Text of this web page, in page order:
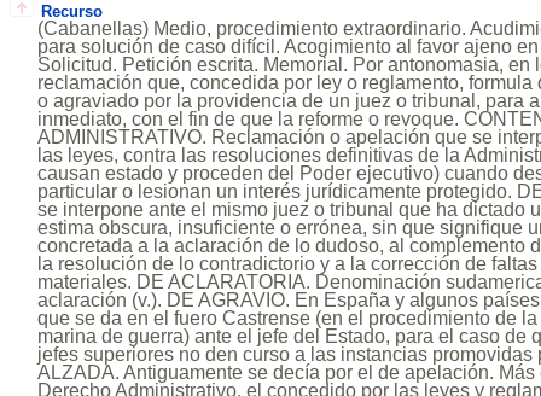
Recurso
(Cabanellas) Medio, procedimiento extraordinario.
para solución de caso difícil. Acogimiento al favor ajeno
Solicitud. Petición escrita. Memorial. Por antonomasia, en
reclamación que, concedida por ley o reglamento,
o agraviado por la providencia de un juez o tribunal, para
inmediato, con el fin de que la reforme o revoque.
ADMINISTRATIVO. Reclamación o apelación que se
las leyes, contra las resoluciones definitivas de la
causan estado y proceden del Poder ejecutivo) cuando
particular o lesionan un interés jurídicamente protegido.
se interpone ante el mismo juez o tribunal que ha dictado
estima obscura, insuficiente o errónea, sin que signifique
concretada a la aclaración de lo dudoso, al complemento
la resolución de lo contradictorio y a la corrección de
materiales. DE ACLARATORIA. Denominación
aclaración (v.). DE AGRAVIO. En España y algunos
que se da en el fuero Castrense (en el procedimiento de
marina de guerra) ante el jefe del Estado, para el caso de
jefes superiores no den curso a las instancias promovidas
ALZADA. Antiguamente se decía por el de apelación. Más
Derecho Administrativo, el concedido por las leyes y